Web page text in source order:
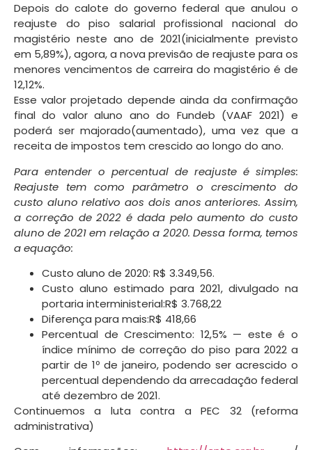
Depois do calote do governo federal que anulou o
reajuste do piso salarial profissional nacional do
magistério neste ano de 2021(inicialmente previsto
em 5,89%), agora, a nova previsão de reajuste para os
menores vencimentos de carreira do magistério é de
12,12%.
Esse valor projetado depende ainda da confirmação
final do valor aluno ano do Fundeb (VAAF 2021) e
poderá ser majorado(aumentado), uma vez que a
receita de impostos tem crescido ao longo do ano.
Para entender o percentual de reajuste é simples:
Reajuste tem como parâmetro o crescimento do
custo aluno relativo aos dois anos anteriores. Assim,
a correção de 2022 é dada pelo aumento do custo
aluno de 2021 em relação a 2020. Dessa forma, temos
a equação:
Custo aluno de 2020: R$ 3.349,56.
Custo aluno estimado para 2021, divulgado na
portaria interministerial:R$ 3.768,22
Diferença para mais:R$ 418,66
Percentual de Crescimento: 12,5% — este é o
índice mínimo de correção do piso para 2022 a
partir de 1º de janeiro, podendo ser acrescido o
percentual dependendo da arrecadação federal
até dezembro de 2021.
Continuemos a luta contra a PEC 32 (reforma
administrativa)